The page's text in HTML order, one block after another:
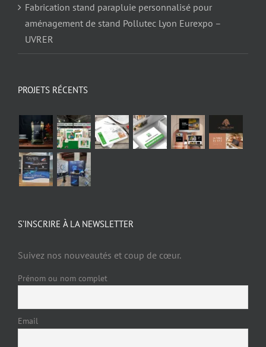
Fabrication stand parapluie personnalisé pour
aménagement de stand Pollutec Lyon Eurexpo –
UVRER
PROJETS RÉCENTS
S’INSCRIRE À LA NEWSLETTER
Suivez nos nouveautés et coup de cœur.
Prénom ou nom complet
Email